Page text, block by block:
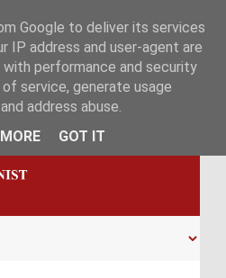
Google to deliver its services
IP address and user-agent are
performance and security
service, generate usage
address abuse.
GOT IT